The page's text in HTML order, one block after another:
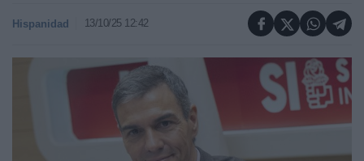
Hispanidad 13/10/25 12:42